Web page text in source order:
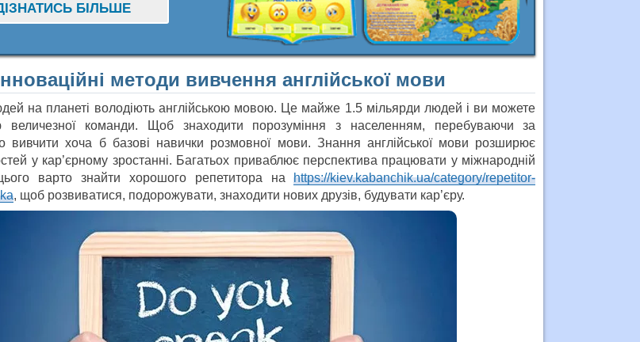
БІЛЬШЕ
методи вивчення англійської мови
на планеті володіють англійською мовою. Це майже 1.5 мільярди людей і ви можете
величезної команди. Щоб знаходити порозуміння з населенням, перебуваючи за
вивчити хоча б базові навички розмовної мови. Знання англійської мови розширює
у кар’єрному зростанні. Багатьох приваблює перспектива працювати у міжнародній
варто знайти хорошого репетитора наhttps://kiev.kabanchik.ua/category/repetitor-
, щоб розвиватися, подорожувати, знаходити нових друзів, будувати кар’єру.